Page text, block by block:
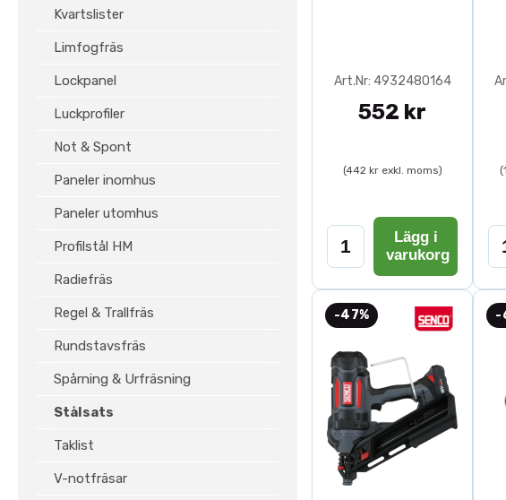
Kvartslister
Limfogfräs
Lockpanel
Luckprofiler
Not & Spont
Paneler inomhus
Paneler utomhus
Profilstål HM
Radiefräs
Regel & Trallfräs
Rundstavsfräs
Spårning & Urfräsning
Stålsats
Taklist
V-notfräsar
Art.Nr: 4932480164
552 kr
(442 kr exkl. moms)
Lägg i
varukorg
-47% -